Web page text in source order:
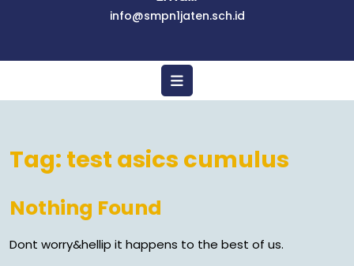
info@smpn1jaten.sch.id
Tag: test asics cumulus
Nothing Found
Dont worry&hellip it happens to the best of us.